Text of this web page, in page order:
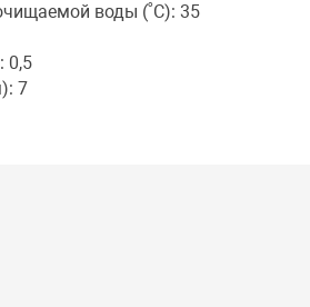
воды (˚С): 35
0,5
7